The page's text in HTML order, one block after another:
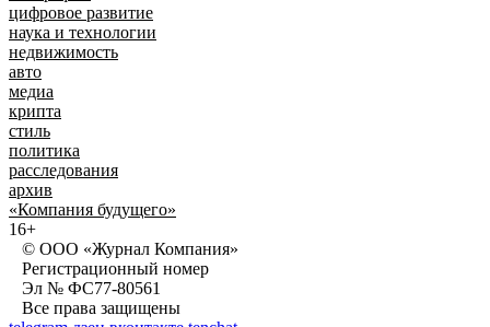
цифровое развитие
наука и технологии
недвижимость
авто
медиа
крипта
стиль
политика
расследования
архив
«Компания будущего»
16+
© ООО «Журнал Компания»
Регистрационный номер
Эл № ФС77-80561
Все права защищены